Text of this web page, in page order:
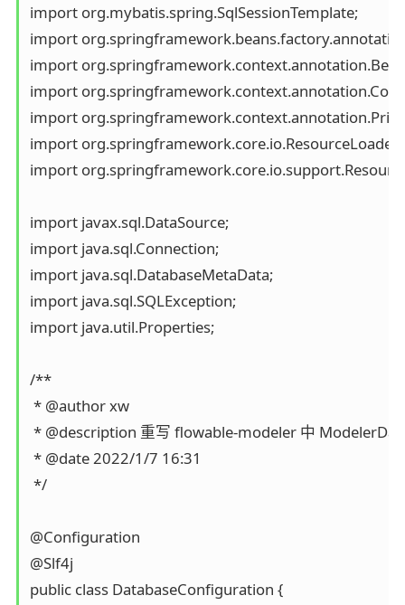
import org.mybatis.spring.SqlSessionTemplate;
import
import
import
import
import org.springframework.core.io.ResourceLoader;
import
import javax.sql.DataSource;
import java.sql.Connection;
import java.sql.DatabaseMetaData;
import java.sql.SQLException;
import java.util.Properties;
/**
* @author xw
* @description 重写 flowable-modeler 中
* @date 2022/1/7 16:31
*/
@Configuration
@Slf4j
public class DatabaseConfiguration {